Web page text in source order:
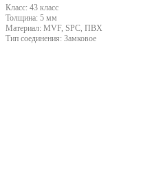
Класс: 43 класс
Толщина: 5 мм
Материал: MVF, SPC, ПВХ
Тип соединения: Замковое